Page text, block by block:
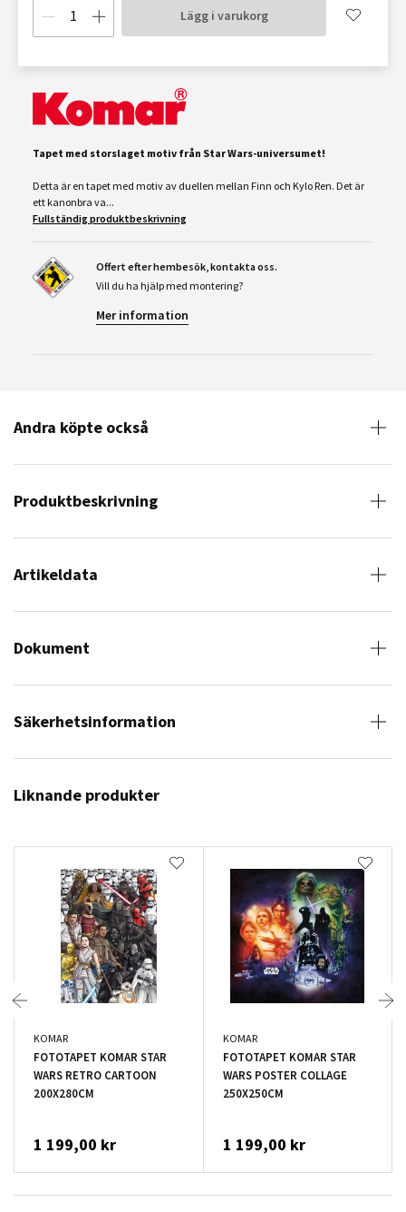
Lägg i varukorg
Tapet med storslaget motiv från Star Wars-universumet!
Detta är en tapet med motiv av duellen mellan Finn och Kylo Ren. Det är
ett kanonbra va...
Fullständig produktbeskrivning
Offert efter hembesök, kontakta oss.
Vill du ha hjälp med montering?
Mer information
Andra köpte också
Produktbeskrivning
Artikeldata
Dokument
Säkerhetsinformation
Liknande produkter
KOMAR
FOTOTAPET KOMAR STAR
WARS RETRO CARTOON
200X280CM
1 199,00 kr
KOMAR
FOTOTAPET KOMAR STAR
WARS POSTER COLLAGE
250X250CM
1 199,00 kr